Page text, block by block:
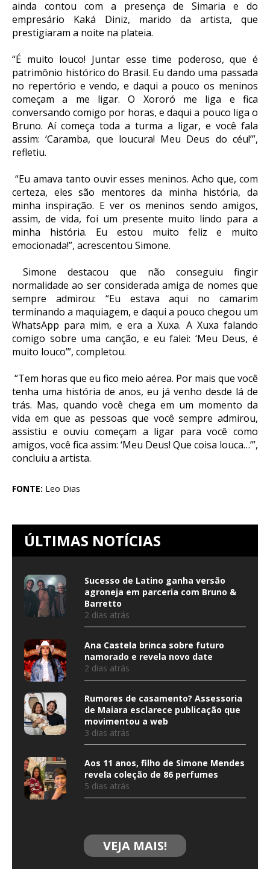
ainda contou com a presença de Simaria e do
empresário Kaká Diniz, marido da artista, que
prestigiaram a noite na plateia.
“É muito louco! Juntar esse time poderoso, que é
patrimônio histórico do Brasil. Eu dando uma passada
no repertório e vendo, e daqui a pouco os meninos
começam a me ligar. O Xororó me liga e fica
conversando comigo por horas, e daqui a pouco liga o
Bruno. Aí começa toda a turma a ligar, e você fala
assim: ‘Caramba, que loucura! Meu Deus do céu!’”,
refletiu.
“Eu amava tanto ouvir esses meninos. Acho que, com
certeza, eles são mentores da minha história, da
minha inspiração. E ver os meninos sendo amigos,
assim, de vida, foi um presente muito lindo para a
minha história. Eu estou muito feliz e muito
emocionada!”, acrescentou Simone.
Simone destacou que não conseguiu fingir
normalidade ao ser considerada amiga de nomes que
sempre admirou: “Eu estava aqui no camarim
terminando a maquiagem, e daqui a pouco chegou um
WhatsApp para mim, e era a Xuxa. A Xuxa falando
comigo sobre uma canção, e eu falei: ‘Meu Deus, é
muito louco’”, completou.
“Tem horas que eu fico meio aérea. Por mais que você
tenha uma história de anos, eu já venho desde lá de
trás. Mas, quando você chega em um momento da
vida em que as pessoas que você sempre admirou,
assistiu e ouviu começam a ligar para você como
amigos, você fica assim: ‘Meu Deus! Que coisa louca…’”,
concluiu a artista.
FONTE: Leo Dias
ÚLTIMAS NOTÍCIAS
Sucesso de Latino ganha versão
agroneja em parceria com Bruno &
Barretto
2 dias atrás
Ana Castela brinca sobre futuro
namorado e revela novo date
2 dias atrás
Rumores de casamento? Assessoria
de Maiara esclarece publicação que
movimentou a web
3 dias atrás
Aos 11 anos, filho de Simone Mendes
revela coleção de 86 perfumes
5 dias atrás
VEJA MAIS!